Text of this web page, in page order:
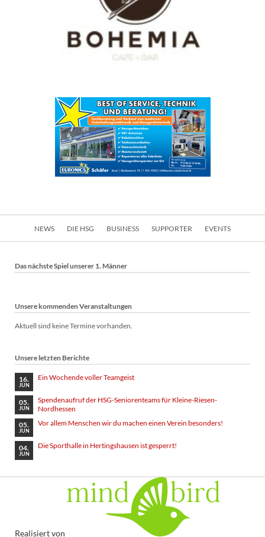
NEWS DIE HSG BUSINESS SUPPORTER EVENTS
Das nächste Spiel unserer 1. Männer
Unsere kommenden Veranstaltungen
Aktuell sind keine Termine vorhanden.
Unsere letzten Berichte
16.
JUN
Ein Wochende voller Teamgeist
05.
JUN
Spendenaufruf der HSG-Seniorenteams für Kleine-Riesen-
Nordhessen
05.
JUN
Vor allem Menschen wir du machen einen Verein besonders!
04.
JUN
Die Sporthalle in Hertingshausen ist gesperrt!
Realisiert von